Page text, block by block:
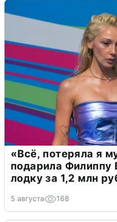
«Всё, потеряла я
подарила Филиппу
лодку за 1,2 млн
5 августа 168